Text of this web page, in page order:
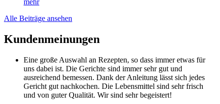
mehr
Alle Beiträge ansehen
Kundenmeinungen
Eine große Auswahl an Rezepten, so dass immer etwas für
uns dabei ist. Die Gerichte sind immer sehr gut und
ausreichend bemessen. Dank der Anleitung lässt sich jedes
Gericht gut nachkochen. Die Lebensmittel sind sehr frisch
und von guter Qualität. Wir sind sehr begeistert!